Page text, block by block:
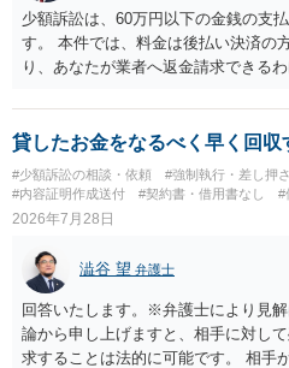
ところです。一方、チケットがエリ
合わせにならずに済むかもしれませ
あったり特別席であったりすれば、
ん。当該チケットがチケット転売防
該当し、券面上使用者が指定されて
外に選択肢がない場合もあるでしょ
法的には「当事者の合理的意思」が
必要になると思われます。なかなか
ても回答は異なるかもしれません。
少額訴訟は、60万円以下の金銭の支
す。 本件では、料金は後払い決済の
り、あなたが業者へ返金請求できる
在確認請求訴訟を提起することも考
業者へ（原契約のクーリング・オフ
の通知書を送り、もし訴訟や支払督
争う、というやり方がベターではな
センター等で、消費者問題に強い弁
貸したお金をなるべく早く回収
#少額訴訟の相談・依頼 #強制執行・差し押
#内容証明作成送付
#契約書・借用書なし #
2026年7月28日
澁谷 望 弁護士
回答いたします。※弁護士により見
論から申し上げますと、相手に対し
求することは法的に可能です。 相手